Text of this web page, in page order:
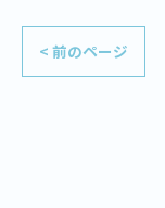
< 前のページ